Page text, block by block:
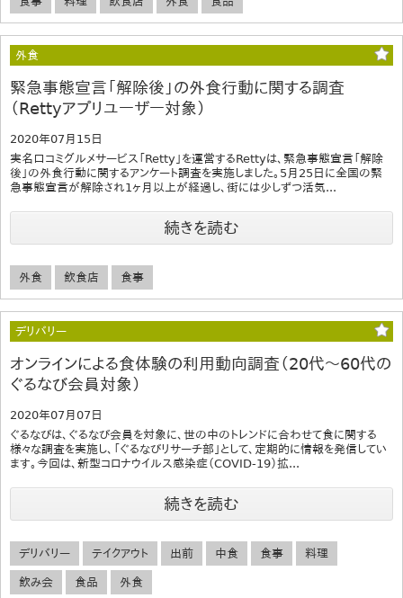
外食
緊急事態宣言「解除後」の外食行動に関する調査
（Rettyアプリユーザー対象）
2020年07月15日
実名口コミグルメサービス「Retty」を運営するRettyは、緊急事態宣言「解除
後」の外食行動に関するアンケート調査を実施しました。5月25日に全国の緊
急事態宣言が解除され1ヶ月以上が経過し、街には少しずつ活気...
続きを読む
外食 飲食店 食事
デリバリー
オンラインによる食体験の利用動向調査（20代～60代の
ぐるなび会員対象）
2020年07月07日
ぐるなびは、ぐるなび会員を対象に、世の中のトレンドに合わせて食に関する
様々な調査を実施し、「ぐるなびリサーチ部」として、定期的に情報を発信してい
ます。今回は、新型コロナウイルス感染症（COVID-19）拡...
続きを読む
デリバリー テイクアウト 出前 中食 食事 料理
飲み会 食品 外食